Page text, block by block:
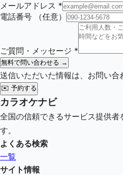
メールアドレス *
電話番号
（任意）
ご質問・メッセージ *
無料で問い合わせる →
送信いただいた情報は、お問い合
✉️ 予約する
カラオケナビ
全国の信頼できるサービス提供
す。
よくある検索
一覧
サイト情報